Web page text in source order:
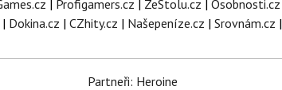
| Profigamers.cz | ZeStolu.cz | Osobnosti.cz
| Dokina.cz | CZhity.cz | Našepeníze.cz | Srovnám.cz |
Partneři: Heroine